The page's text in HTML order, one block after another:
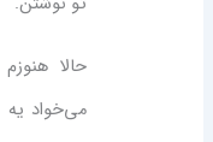
حالا
می‌خواد